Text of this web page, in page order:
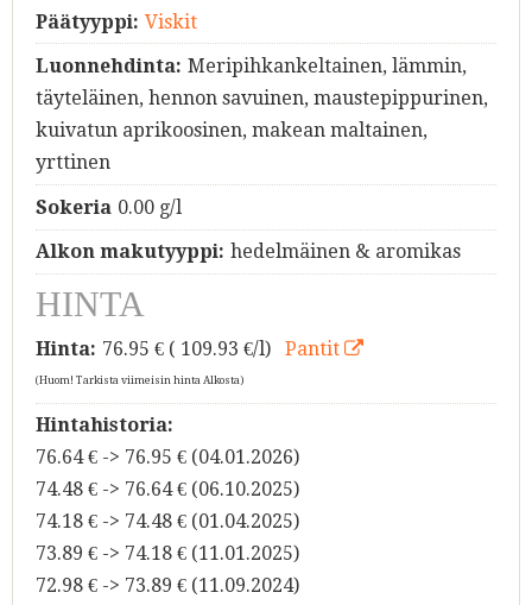
Päätyyppi: Viskit
Luonnehdinta: Meripihkankeltainen, lämmin,
täyteläinen, hennon savuinen, maustepippurinen,
kuivatun aprikoosinen, makean maltainen,
yrttinen
Sokeria 0.00 g/l
Alkon makutyyppi: hedelmäinen & aromikas
HINTA
Hinta: 76.95 € ( 109.93 €/l) Pantit
(Huom! Tarkista viimeisin hinta Alkosta)
Hintahistoria:
76.64 € -> 76.95 € (04.01.2026)
74.48 € -> 76.64 € (06.10.2025)
74.18 € -> 74.48 € (01.04.2025)
73.89 € -> 74.18 € (11.01.2025)
72.98 € -> 73.89 € (11.09.2024)